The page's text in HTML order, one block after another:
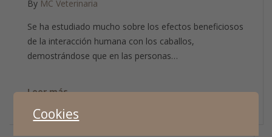
By MC Veterinaria
Se ha estudiado mucho sobre los efectos beneficiosos
de la interacción humana con los caballos,
demostrándose que en las personas…
Leer más
Cookies